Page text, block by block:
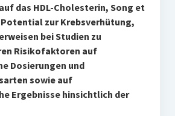
das HDL-Cholesterin, Song et
zur Krebsverhütung,
bei Studien zu
Risikofaktoren auf
Dosierungen und
sowie auf
Ergebnisse hinsichtlich der